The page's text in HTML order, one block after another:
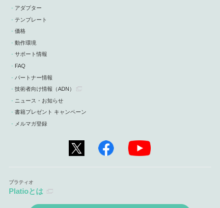
アダプター
テンプレート
価格
動作環境
サポート情報
FAQ
パートナー情報
技術者向け情報 （ADN）
ニュース・お知らせ
書籍プレゼント キャンペーン
メルマガ登録
Platioとは